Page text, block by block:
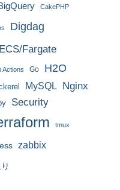
CakePHP
Digdag
ECS/Fargate
Actions Go H2O
MySQL Nginx
Security
tmux
zabbix